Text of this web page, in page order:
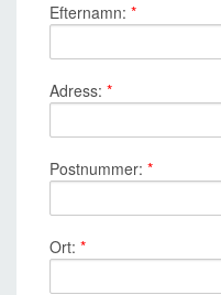
Efternamn: *
Adress: *
Postnummer: *
Ort: *